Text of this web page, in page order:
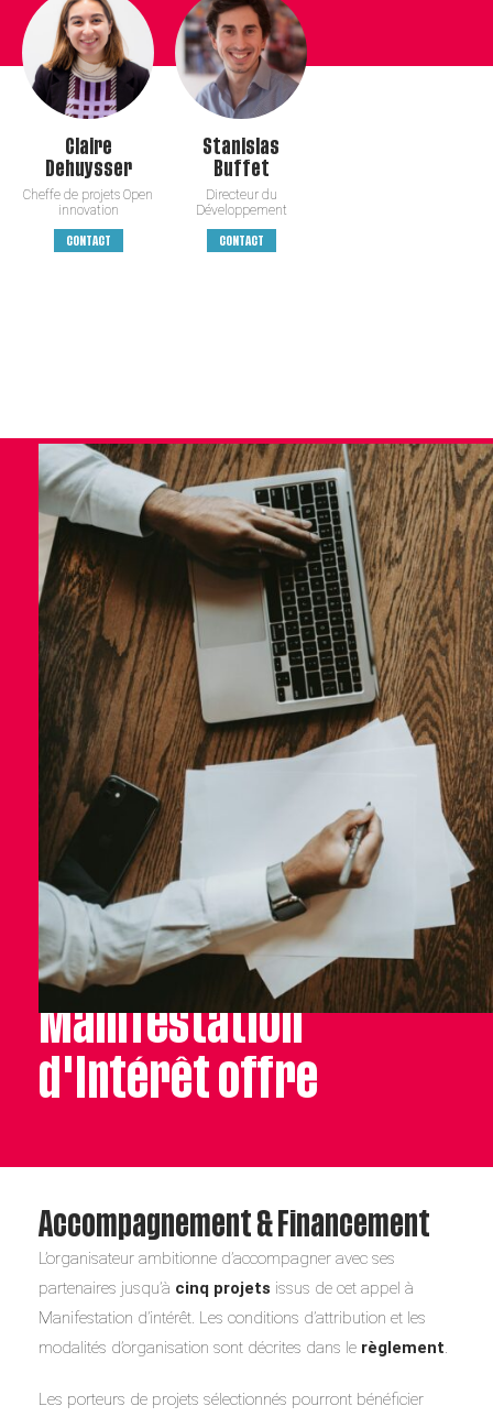
Claire
Dehuysser
Cheffe de projets Open
innovation
CONTACT
Stanislas
Buffet
Directeur du
Développement
CONTACT
Ce que l'Appel à
Manifestation
d'Intérêt offre
Accompagnement & Financement
L’organisateur ambitionne d’accompagner avec ses
partenaires jusqu’à cinq projets issus de cet appel à
Manifestation d’intérêt. Les conditions d’attribution et les
modalités d’organisation sont décrites dans le règlement
Les porteurs de projets sélectionnés pourront bénéficier